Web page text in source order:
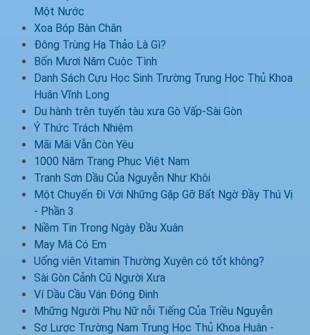
Một Nước
Xoa Bóp Bàn Chân
Đông Trùng Hạ Thảo Là Gì?
Bốn Mươi Năm Cuộc Tình
Danh Sách Cựu Học Sinh Trường Trung Học Thủ Khoa
Huân Vĩnh Long
Du hành trên tuyến tàu xưa Gò Vấp-Sài Gòn
Ý Thức Trách Nhiệm
Mãi Mãi Vẫn Còn Yêu
1000 Năm Trang Phục Việt Nam
Tranh Sơn Dầu Của Nguyễn Như Khôi
Một Chuyến Đi Với Những Gặp Gỡ Bất Ngờ Đầy Thú Vị
- Phần 3
Niềm Tin Trong Ngày Đầu Xuân
May Mà Có Em
Uống viên Vitamin Thường Xuyên có tốt không?
Sài Gòn Cảnh Cũ Người Xưa
Ví Dầu Cầu Ván Đóng Đinh
Mhững Người Phụ Nữ nỗi Tiếng Của Triều Nguyễn
Sơ Lược Trường Nam Trung Học Thủ Khoa Huân -